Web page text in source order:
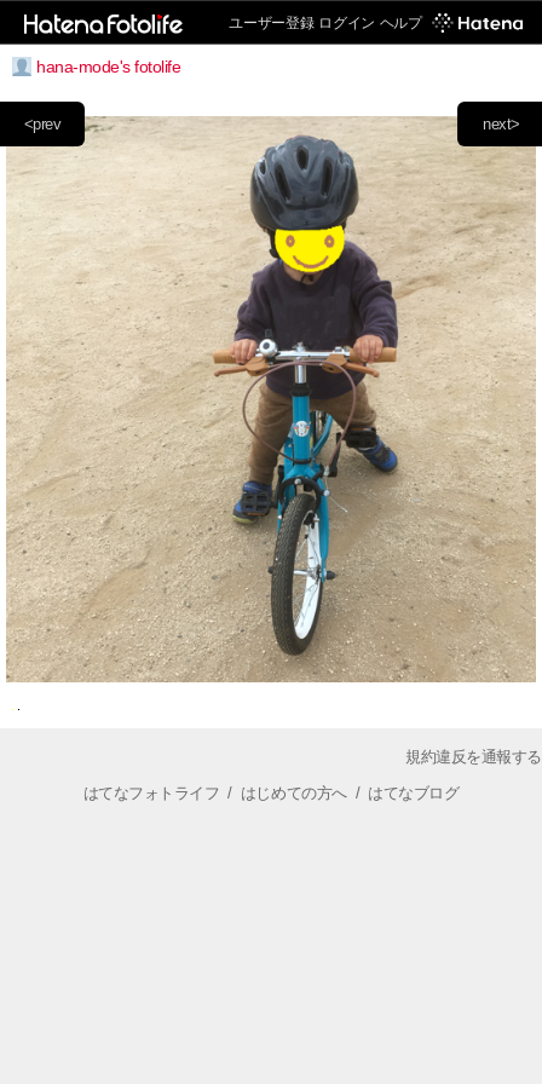
ユーザー登録 ログイン ヘルプ
hana-mode's fotolife
next>
<prev
規約違反を通報する
はてなフォトライフ / はじめての方へ/ はてなブログ